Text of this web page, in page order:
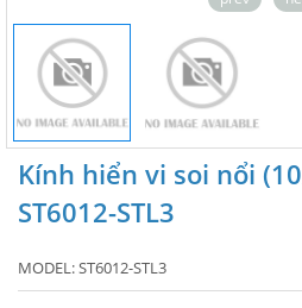
Kính hiển vi soi nổi
ST6012-STL3
MODEL:ST6012-STL3